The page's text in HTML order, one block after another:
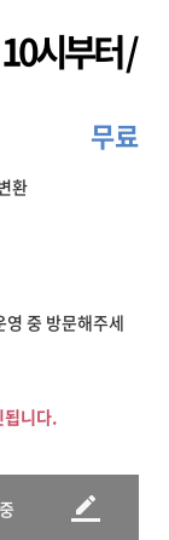
시부터 /
무료
환
중 방문해주세
됩니다.